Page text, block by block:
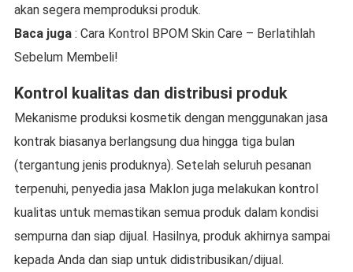
akan segera memproduksi produk.
Baca juga: Cara Kontrol BPOM Skin Care – Berlatihlah
Sebelum Membeli!
Kontrol kualitas dan distribusi produk
Mekanisme produksi kosmetik dengan menggunakan jasa
kontrak biasanya berlangsung dua hingga tiga bulan
(tergantung jenis produknya). Setelah seluruh pesanan
terpenuhi, penyedia jasa Maklon juga melakukan kontrol
kualitas untuk memastikan semua produk dalam kondisi
sempurna dan siap dijual. Hasilnya, produk akhirnya sampai
kepada Anda dan siap untuk didistribusikan/dijual.